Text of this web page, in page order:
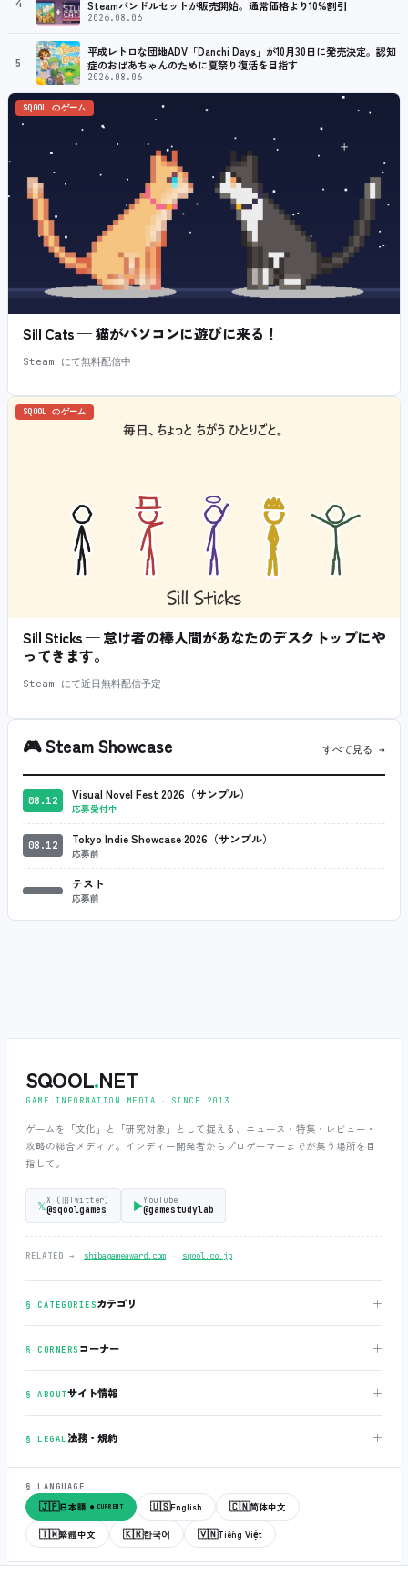
4
Steamバンドルセットが販売開始。通常価格より10%割引
2026.08.06
5
平成レトロな団地ADV「Danchi Days」が10月30日に発売決定。認知
症のおばあちゃんのために夏祭り復活を目指す
2026.08.06
SQOOL のゲーム
Sill Cats — 猫がパソコンに遊びに来る！
Steam にて無料配信中
SQOOL のゲーム
Sill Sticks — 怠け者の棒人間があなたのデスクトップにや
ってきます。
Steam にて近日無料配信予定
🎮Steam Showcase すべて見る →
08.12 Visual Novel Fest 2026（サンプル）
応募受付中
08.12 Tokyo Indie Showcase 2026（サンプル）
応募前
テスト
応募前
SQOOL.NET
GAME INFORMATION MEDIA ‧ SINCE 2013
ゲームを「文化」と「研究対象」として捉える、ニュース・特集・レビュー・
攻略の総合メディア。インディー開発者からプロゲーマーまでが集う場所を目
指して。
𝕏X (旧Twitter)
@sqoolgames ▶YouTube
@gamestudylab
RELATED → shibagameaward.com ‧ sqool.co.jp
§ CATEGORIESカテゴリ ＋
§ CORNERS コーナー ＋
§ ABOUTサイト情報 ＋
§ LEGAL法務・規約 ＋
§ LANGUAGE
🇯🇵日本語 ● CURRENT 🇺🇸English 🇨🇳简体中文
🇹🇼繁體中文 🇰🇷한국어 🇻🇳Tiếng Việt